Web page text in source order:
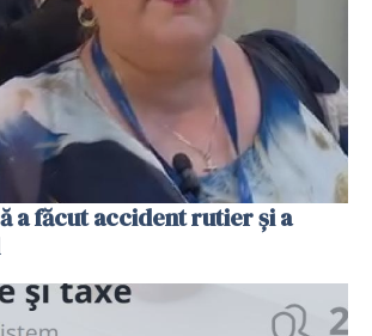
a făcut accident rutier și a